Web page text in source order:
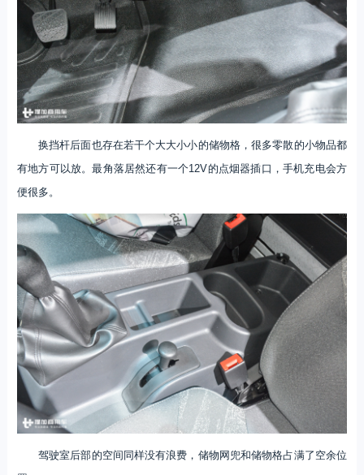
换挡杆后面也存在若干个大大小小的储物格，很多零散的小物品都
有地方可以放。最角落居然还有一个12V的点烟器插口，手机充电会方
便很多。
驾驶室后部的空间同样没有浪费，储物网兜和储物格占满了空余位